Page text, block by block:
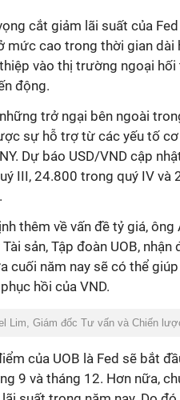
cắt giảm lãi suất của
mức cao trong thời gian dài
vào thị trường ngoại
động.
trở ngại bên ngoài
sự hỗ trợ từ các yếu tố
Dự báo USD/VND cập
III, 24.800 trong quý IV và
thêm về vấn đề tỷ giá,
Tài sản, Tập đoàn UOB,
cuối năm nay sẽ có thể
hồi của VND.
Lim, Giám đốc Tư vấn và Chiến
của UOB là Fed sẽ bắt
9 và tháng 12. Hơn nữa,